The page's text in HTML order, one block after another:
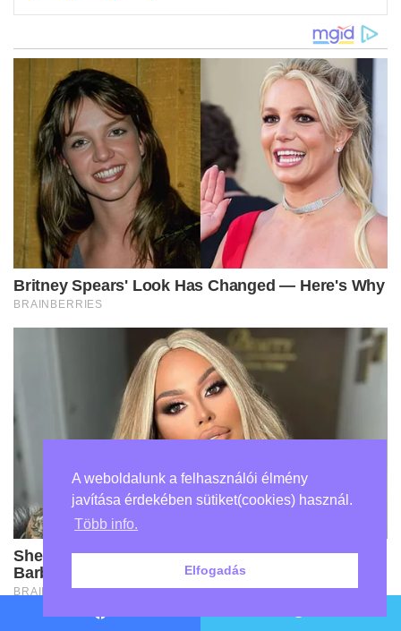
A weboldalunk a felhasználói élmény
javítása érdekében sütiket(cookies) használ.
Több info.
Elfogadás